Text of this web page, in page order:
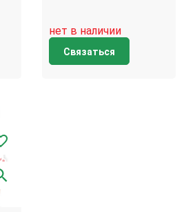
нет в наличии
Связаться